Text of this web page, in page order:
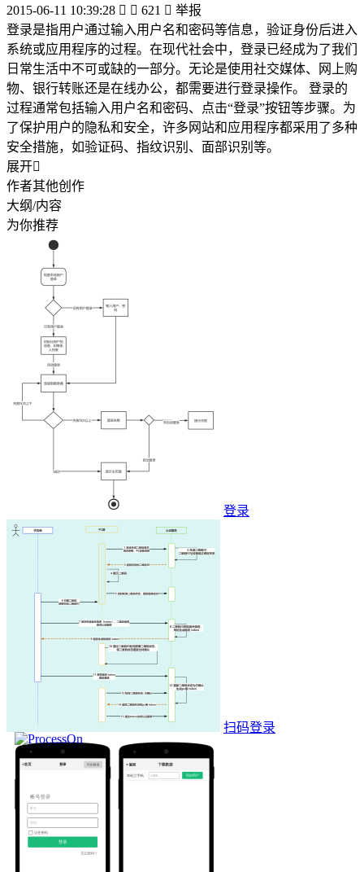
2015-06-11 10:39:28   621  举报
登录是指用户通过输入用户名和密码等信息，验证身份后进入
系统或应用程序的过程。在现代社会中，登录已经成为了我们
日常生活中不可或缺的一部分。无论是使用社交媒体、网上购
物、银行转账还是在线办公，都需要进行登录操作。 登录的
过程通常包括输入用户名和密码、点击“登录”按钮等步骤。为
了保护用户的隐私和安全，许多网站和应用程序都采用了多种
安全措施，如验证码、指纹识别、面部识别等。
展开
作者其他创作
大纲/内容
为你推荐
登录
扫码登录